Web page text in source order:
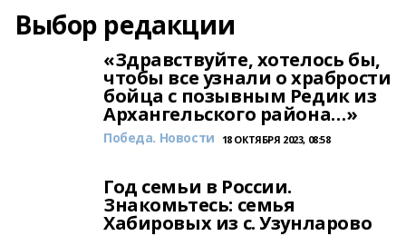
Выбор редакции
«Здравствуйте, хотелось бы,
чтобы все узнали о храбрости
бойца с позывным Редик из
Архангельского района…»
Победа. Новости 18 ОКТЯБРЯ 2023, 08:58
Год семьи в России.
Знакомьтесь: семья
Хабировых из с. Узунларово